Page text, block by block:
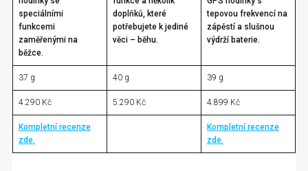
speciálními
funkcemi
zaměřenými na
běžce.
doplňků, které
potřebujete k jediné
věci – běhu.
tepovou frekvencí na
zápěstí a slušnou
výdrží baterie.
37 g 40 g 39 g
4.290 Kč 5.290 Kč 4.899 Kč
Kompletní recenze
zde.
Kompletní recenze
zde.